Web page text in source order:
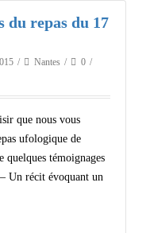
du repas du 17
Nantes
0
que nous vous
ufologique de
quelques témoignages
Un récit évoquant un